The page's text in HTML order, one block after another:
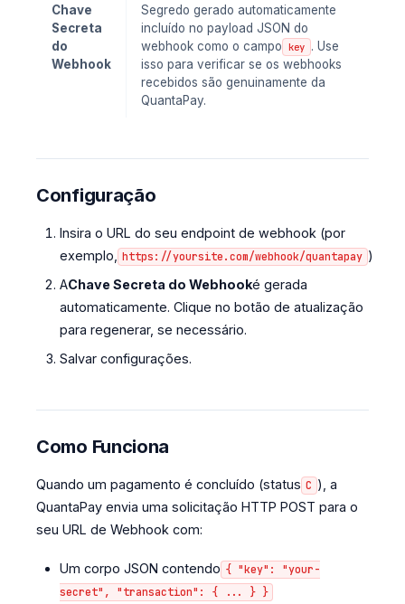
Chave
Secreta
do
Webhook
Segredo gerado automaticamente
incluído no payload JSON do
webhook como o campo key . Use
isso para verificar se os webhooks
recebidos são genuinamente da
QuantaPay.
Configuração
Insira o URL do seu endpoint de webhook (por
exemplo,
https://yoursite.com/webhook/quantapay )
AChave Secreta do Webhooké gerada
automaticamente. Clique no botão de atualização
para regenerar, se necessário.
Salvar configurações.
Como Funciona
Quando um pagamento é concluído (status C ), a
QuantaPay envia uma solicitação HTTP POST para o
seu URL de Webhook com:
Um corpo JSON contendo { "key": "your-
secret", "transaction": { ... } }